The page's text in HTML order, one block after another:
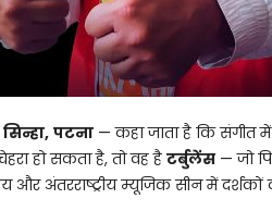
पटना— कहा जाता है कि संगीत
हो सकता है, तो वह है टर्बुलेंस— जो
और अंतरराष्ट्रीय म्यूजिक सीन में दर्शकों